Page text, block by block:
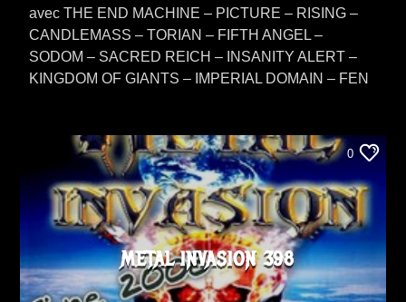
avec THE END MACHINE – PICTURE – RISING –
CANDLEMASS – TORIAN – FIFTH ANGEL –
SODOM – SACRED REICH – INSANITY ALERT –
KINGDOM OF GIANTS – IMPERIAL DOMAIN – FEN
0
METAL INVASION 398